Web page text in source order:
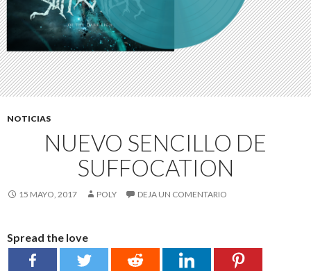
NOTICIAS
NUEVO SENCILLO DE
SUFFOCATION
15 MAYO, 2017 POLY DEJA UN COMENTARIO
Spread the love